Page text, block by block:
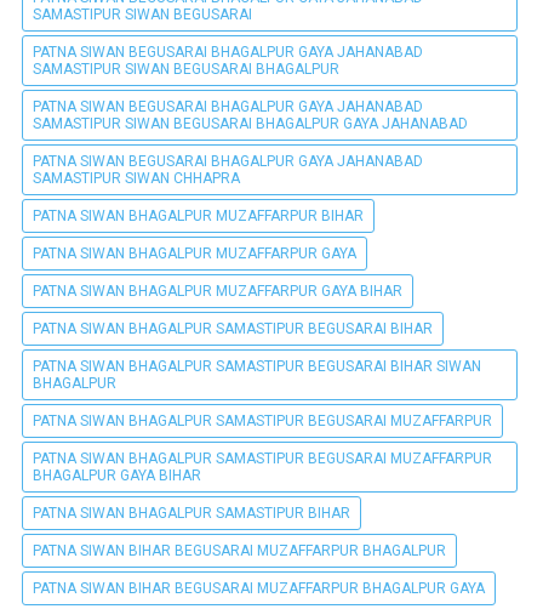
SAMASTIPUR SIWAN BEGUSARAI
PATNA SIWAN BEGUSARAI BHAGALPUR GAYA JAHANABAD
SAMASTIPUR SIWAN BEGUSARAI BHAGALPUR
PATNA SIWAN BEGUSARAI BHAGALPUR GAYA JAHANABAD
SAMASTIPUR SIWAN BEGUSARAI BHAGALPUR GAYA JAHANABAD
PATNA SIWAN BEGUSARAI BHAGALPUR GAYA JAHANABAD
SAMASTIPUR SIWAN CHHAPRA
PATNA SIWAN BHAGALPUR MUZAFFARPUR BIHAR
PATNA SIWAN BHAGALPUR MUZAFFARPUR GAYA
PATNA SIWAN BHAGALPUR MUZAFFARPUR GAYA BIHAR
PATNA SIWAN BHAGALPUR SAMASTIPUR BEGUSARAI BIHAR
PATNA SIWAN BHAGALPUR SAMASTIPUR BEGUSARAI BIHAR SIWAN
BHAGALPUR
PATNA SIWAN BHAGALPUR SAMASTIPUR BEGUSARAI MUZAFFARPUR
PATNA SIWAN BHAGALPUR SAMASTIPUR BEGUSARAI MUZAFFARPUR
BHAGALPUR GAYA BIHAR
PATNA SIWAN BHAGALPUR SAMASTIPUR BIHAR
PATNA SIWAN BIHAR BEGUSARAI MUZAFFARPUR BHAGALPUR
PATNA SIWAN BIHAR BEGUSARAI MUZAFFARPUR BHAGALPUR GAYA